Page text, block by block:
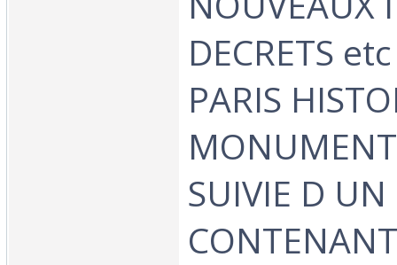
DECRETS
PARIS
SUIVIE D UN